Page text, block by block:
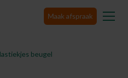
Maak afspraak
beugel